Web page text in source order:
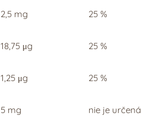
2,5 mg 25 %
18,75 μg 25 %
1,25 μg 25 %
5 mg nie je určená